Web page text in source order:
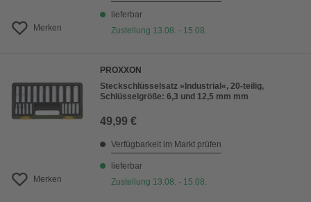
Merken
lieferbar
Zustellung 13.08. - 15.08.
Merken
PROXXON
Steckschlüsselsatz »Industrial«, 20-teilig,
Schlüsselgröße: 6,3 und 12,5 mm mm
49,99 €
Verfügbarkeit im Markt prüfen
lieferbar
Zustellung 13.08. - 15.08.